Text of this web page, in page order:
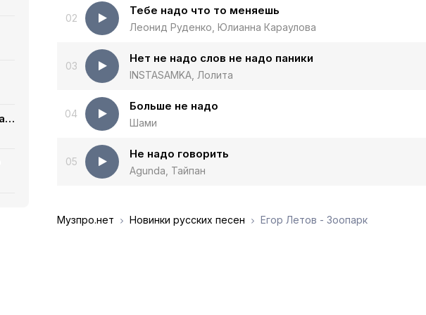
Акулич, Молодой Платон
02
Тебе надо что то меняешь
Леонид Руденко, Юлианна Караулова
03
Нет не надо слов не надо паники
INSTASAMKA, Лолита
04
Больше не надо
Шами
05
Не надо говорить
Agunda, Тайпан
Музпро.нет Новинки русских песен Егор Летов - Зоопарк